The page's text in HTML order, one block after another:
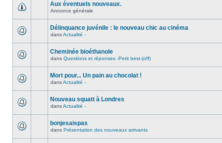
Aux éventuels nouveaux.
Annonce générale
Délinquance juvénile : le nouveau chic au cinéma
dansActualité -
Cheminée bioéthanole
dans Questions et réponses -Petit best-(off)
Mort pour... Un pain au chocolat !
dansActualité -
Nouveau squatt à Londres
dansActualité -
bonjesaispas
dans Présentation des nouveaux arrivants